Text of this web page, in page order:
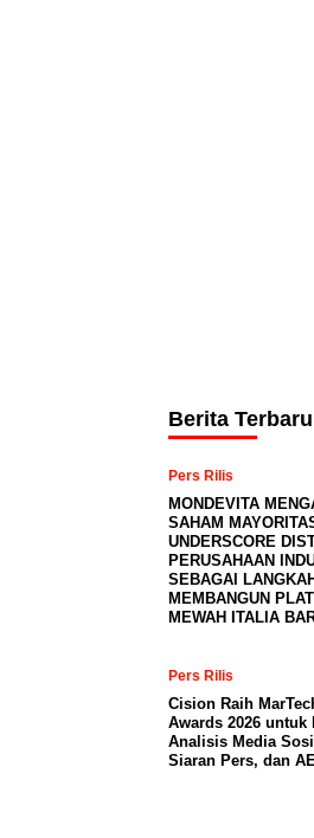
Berita Terbaru
Pers Rilis
MONDEVITA
SAHAM
UNDERSCORE
PERUSAHAAN
SEBAGAI
MEMBANGUN
MEWAH ITALIA
Pers Rilis
Cision Raih
Awards 2026 untuk
Analisis Media
Siaran Pers, dan